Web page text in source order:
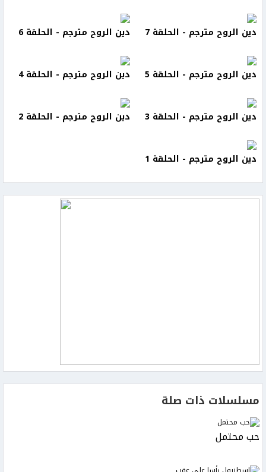
دين الروح مترجم - الحلقة 7 دين الروح مترجم - الحلقة 6
دين الروح مترجم - الحلقة 5 دين الروح مترجم - الحلقة 4
دين الروح مترجم - الحلقة 3 دين الروح مترجم - الحلقة 2
دين الروح مترجم - الحلقة 1
مسلسلات ذات صلة
حب محتمل